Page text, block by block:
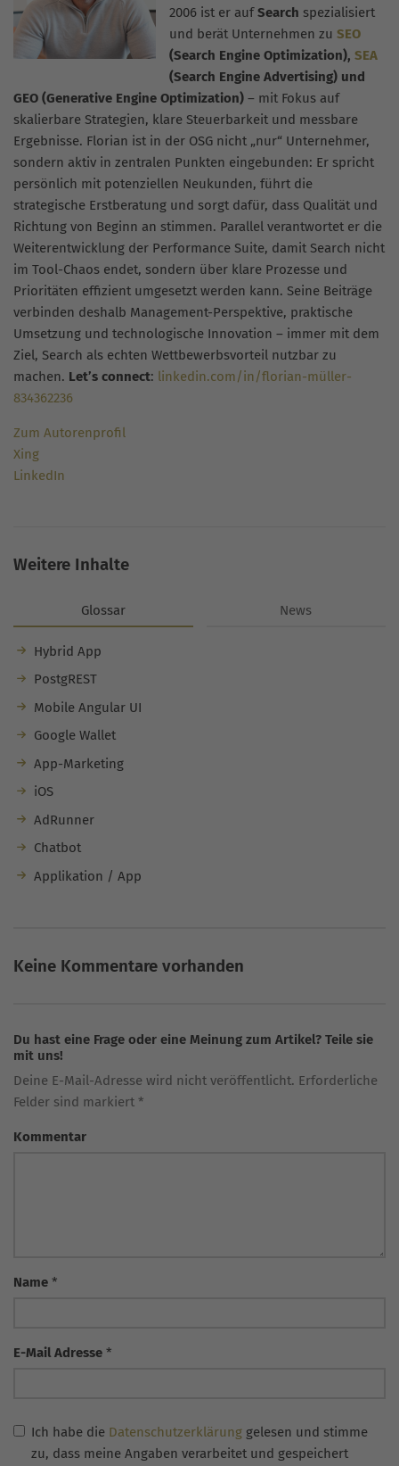
2006 ist er aufSearch spezialisiert
und berät Unternehmen zu SEO
(Search Engine Optimization), SEA
(Search Engine Advertising) und
GEO (Generative Engine Optimization) – mit Fokus auf
skalierbare Strategien, klare Steuerbarkeit und messbare
Ergebnisse. Florian ist in der OSG nicht „nur“ Unternehmer,
sondern aktiv in zentralen Punkten eingebunden: Er spricht
persönlich mit potenziellen Neukunden, führt die
strategische Erstberatung und sorgt dafür, dass Qualität und
Richtung von Beginn an stimmen. Parallel verantwortet er die
Weiterentwicklung der Performance Suite, damit Search nicht
im Tool-Chaos endet, sondern über klare Prozesse und
Prioritäten effizient umgesetzt werden kann. Seine Beiträge
verbinden deshalb Management-Perspektive, praktische
Umsetzung und technologische Innovation – immer mit dem
Ziel, Search als echten Wettbewerbsvorteil nutzbar zu
machen. Let’s connect: linkedin.com/in/florian-müller-
834362236
Zum Autorenprofil
Xing
LinkedIn
Weitere Inhalte
Glossar News
Hybrid App
PostgREST
Mobile Angular UI
Google Wallet
App-Marketing
iOS
AdRunner
Chatbot
Applikation / App
Keine Kommentare vorhanden
Du hast eine Frage oder eine Meinung zum Artikel? Teile sie
mit uns!
Deine E-Mail-Adresse wird nicht veröffentlicht. Erforderliche
Felder sind markiert *
Kommentar
Name *
E-Mail Adresse *
Ich habe die Datenschutzerklärung gelesen und stimme
zu, dass meine Angaben verarbeitet und gespeichert